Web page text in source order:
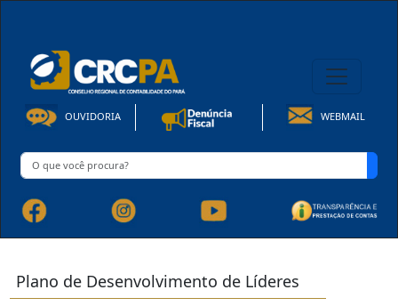
OUVIDORIA WEBMAIL
Plano de Desenvolvimento de Líderes